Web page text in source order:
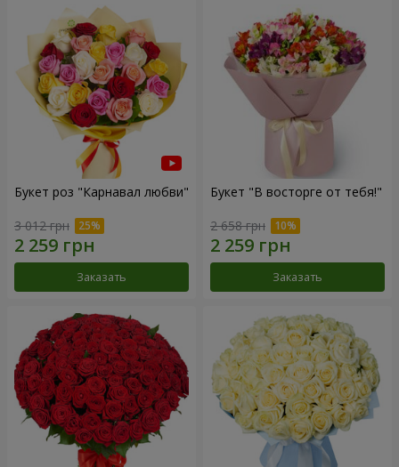
Букет роз "Карнавал любви"
3 012 грн
Заказать
Букет "В восторге от тебя!"
2 658 грн
Заказать